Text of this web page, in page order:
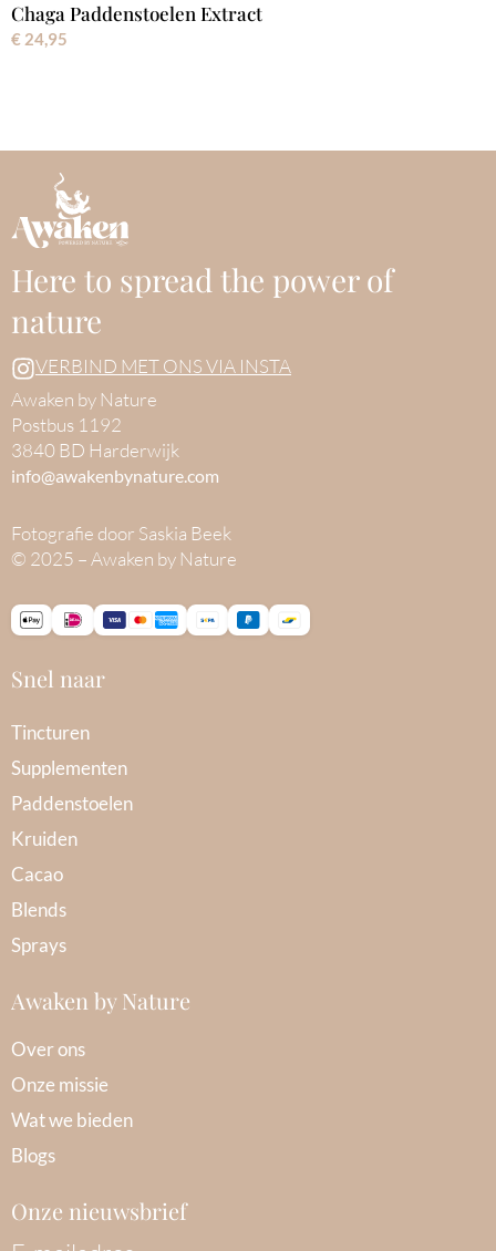
Chaga Paddenstoelen Extract
€ 24,95
Here to spread the power of
nature
VERBIND MET ONS VIA INSTA
Awaken by Nature
Postbus 1192
3840 BD Harderwijk
info@awakenbynature.com
Fotografie door Saskia Beek
© 2025 – Awaken by Nature
Snel naar
Tincturen
Supplementen
Paddenstoelen
Kruiden
Cacao
Blends
Sprays
Awaken by Nature
Over ons
Onze missie
Wat we bieden
Blogs
Onze nieuwsbrief